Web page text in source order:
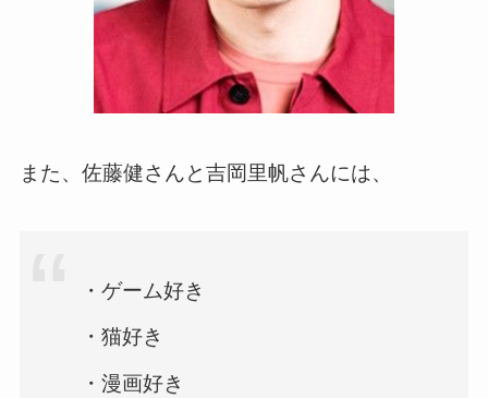
また、佐藤健さんと吉岡里帆さんには、
・ゲーム好き
・猫好き
・漫画好き